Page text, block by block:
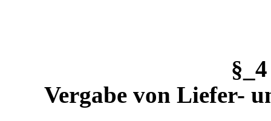
Vergabe von Liefer-